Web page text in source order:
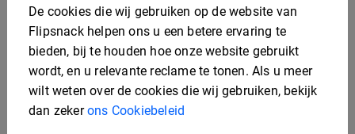
De cookies die wij gebruiken op de website van
Flipsnack helpen ons u een betere ervaring te
bieden, bij te houden hoe onze website gebruikt
wordt, en u relevante reclame te tonen. Als u meer
wilt weten over de cookies die wij gebruiken, bekijk
dan zekerons Cookiebeleid